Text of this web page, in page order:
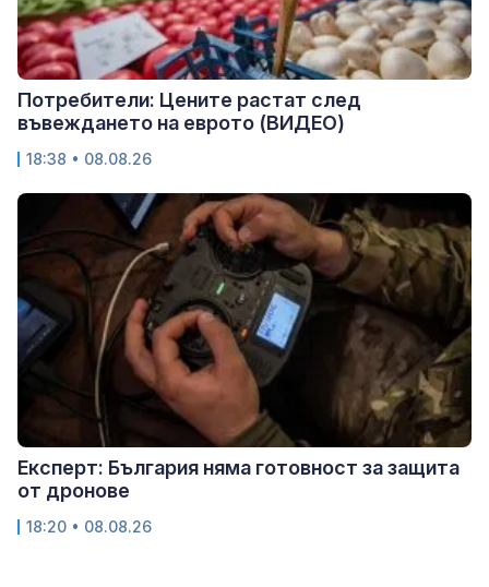
Потребители: Цените растат след
въвеждането на еврото (ВИДЕО)
18:38 • 08.08.26
Експерт: България няма готовност за защита
от дронове
18:20 • 08.08.26